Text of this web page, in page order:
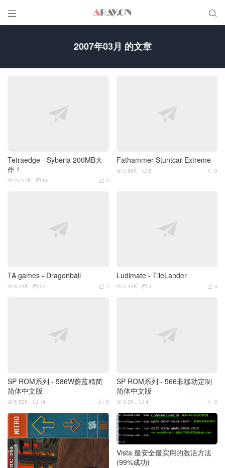
 
2007年03月 的文章
Tetraedge - Syberia 200MB大
作！
 0
 25.27K  86
Fathammer Stuntcar Extreme
 0
 3.88K  5
TA games - Dragonball
 0
 8.23K  22
Ludimate - TileLander
 0
 3.42K  4
SP ROM系列 - 586W蔚蓝精简
简体中文版
 0
 6.52K  14
SP ROM系列 - 566非移动定制
简体中文版
 0
 3.3K  4
Vista 最安全最实用的激活方法
(99%成功)